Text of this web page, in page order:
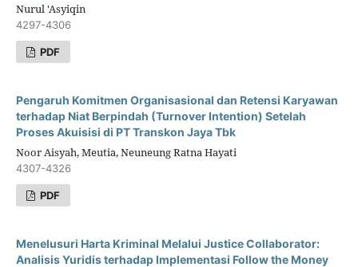
Nurul 'Asyiqin
4297-4306
PDF
Pengaruh Komitmen Organisasional dan Retensi Karyawan
terhadap Niat Berpindah (Turnover Intention) Setelah
Proses Akuisisi di PT Transkon Jaya Tbk
Noor Aisyah, Meutia, Neuneung Ratna Hayati
4307-4326
PDF
Menelusuri Harta Kriminal Melalui Justice Collaborator:
Analisis Yuridis terhadap Implementasi Follow the Money